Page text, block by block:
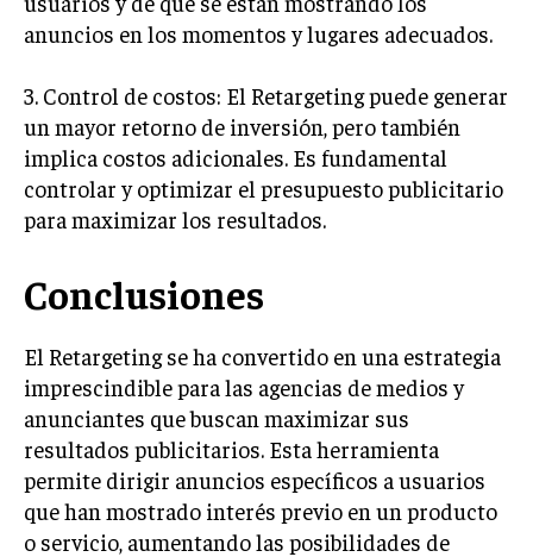
ÉTICA EMPRESARIAL Y RESPONSABILIDAD
SOCIAL
BLOG
Últimas entradas
Soy Ricardo Mendoza, periodista de negocios e
más de diez años, colaboro en un reconocido
portal de noticias, abarcando desde noticias
corporativas hasta tendencias innovadoras. Creo firmemente en
el periodismo como motor de cambio, manteniendo a la
sociedad actualizada y proactiva.
Aparece en periódicos digitales y domina los buscadores,
Infórmate aquí.
anuncios en los momentos y lugares adecuados.
3. Control de costos: El Retargeting puede generar
un mayor retorno de inversión, pero también
implica costos adicionales. Es fundamental
controlar y optimizar el presupuesto publicitario
para maximizar los resultados.
Conclusiones
El Retargeting se ha convertido en una estrategia
imprescindible para las agencias de medios y
anunciantes que buscan maximizar sus
resultados publicitarios. Esta herramienta
permite dirigir anuncios específicos a usuarios
que han mostrado interés previo en un producto
o servicio, aumentando las posibilidades de